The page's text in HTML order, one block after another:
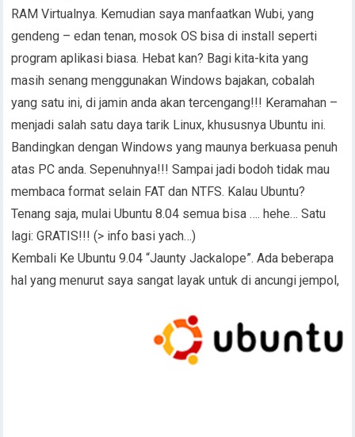
RAM Virtualnya. Kemudian saya manfaatkan Wubi, yang
gendeng – edan tenan, mosok OS bisa di install seperti
program aplikasi biasa. Hebat kan? Bagi kita-kita yang
masih senang menggunakan Windows bajakan, cobalah
yang satu ini, di jamin anda akan tercengang!!! Keramahan –
menjadi salah satu daya tarik Linux, khususnya Ubuntu ini.
Bandingkan dengan Windows yang maunya berkuasa penuh
atas PC anda. Sepenuhnya!!! Sampai jadi bodoh tidak mau
membaca format selain FAT dan NTFS. Kalau Ubuntu?
Tenang saja, mulai Ubuntu 8.04 semua bisa …. hehe… Satu
lagi: GRATIS!!! (> info basi yach…)
Kembali Ke Ubuntu 9.04 “Jaunty Jackalope”. Ada beberapa
hal yang menurut saya sangat layak untuk di ancungi jempol,